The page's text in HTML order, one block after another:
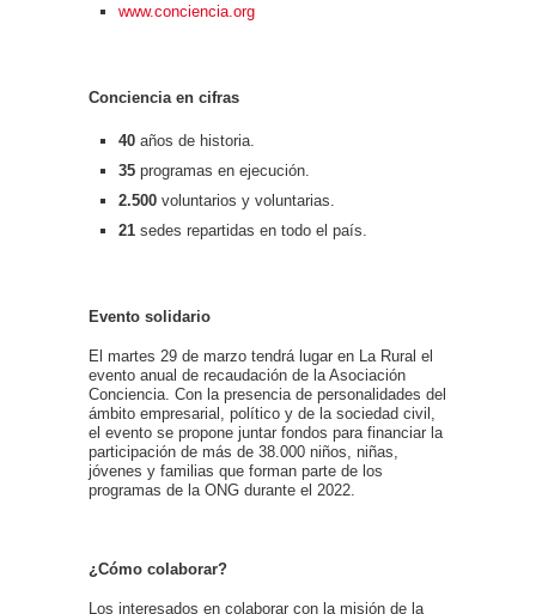
www.conciencia.org
Conciencia en cifras
40 años de historia.
35 programas en ejecución.
2.500 voluntarios y voluntarias.
21 sedes repartidas en todo el país.
Evento solidario
El martes 29 de marzo tendrá lugar en La Rural el
evento anual de recaudación de la Asociación
Conciencia. Con la presencia de personalidades del
ámbito empresarial, político y de la sociedad civil,
el evento se propone juntar fondos para financiar la
participación de más de 38.000 niños, niñas,
jóvenes y familias que forman parte de los
programas de la ONG durante el 2022.
¿Cómo colaborar?
Los interesados en colaborar con la misión de la